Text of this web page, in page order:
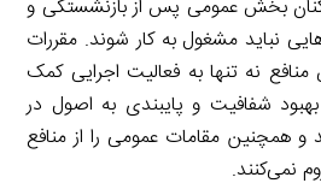
بخش عمومی پس از بازنشستگی و
نباید مشغول به کار شوند. مقررات
نه تنها به فعالیت اجرایی کمک
شفافیت و پایبندی به اصول در
مقامات عمومی را از منافع
نمی‌کنند.